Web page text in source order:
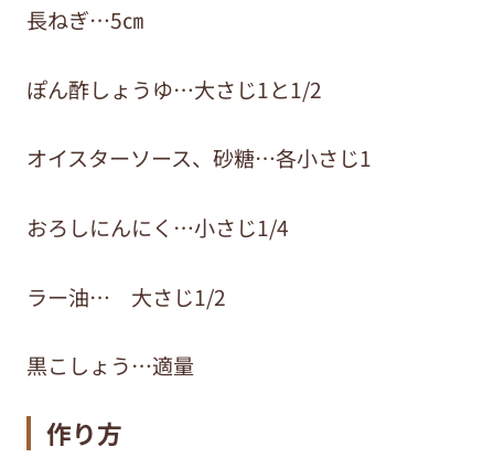
長ねぎ…5㎝
ぽん酢しょうゆ…大さじ1と1/2
オイスターソース、砂糖…各小さじ1
おろしにんにく…小さじ1/4
ラー油… 大さじ1/2
黒こしょう…適量
作り方